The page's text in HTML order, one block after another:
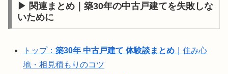
▶ 関連まとめ｜築30年の中古戸建てを失敗しな
いために
トップ：築30年 中古戸建て 体験談まとめ ｜住み心
地・相見積もりのコツ